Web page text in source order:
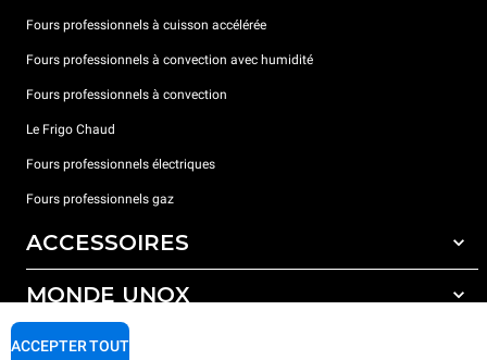
Fours professionnels à cuisson accélérée
Fours professionnels à convection avec humidité
Fours professionnels à convection
Le Frigo Chaud
Fours professionnels électriques
Fours professionnels gaz
ACCESSOIRES
Tous les accessoires
Détergents pour lavage automatique
MONDE UNOX
Nos bureaux dans le monde
SUPPORT
ACCEPTER TOUT